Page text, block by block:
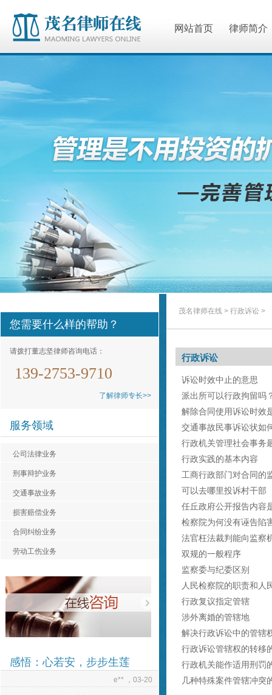
网站首页 律师简介
您需要什么样的帮助？
请拨打董志坚律师咨询电话：
139-2753-9710
了解律师专长>>
服务领域
公司法律业务
刑事辩护业务
交通事故业务
损害赔偿业务
合同纠纷业务
劳动工伤业务
感悟：心若安，步步生莲
十分感谢董律师的帮助，在案件上为我争取
更大的权益。谢谢。
日上！
e** ，03-20
茂名律师在线 > 行政诉讼 >
行政诉讼
诉讼时效中止的意思
派出所可以行政拘留吗
解除合同使用诉讼时效
交通事故民事诉讼状如
行政机关管理社会事务
行政实践的基本内容
工商行政部门对合同的
可以去哪里投诉村干部
任丘政府公开报告内容
检察院为何没有诬告陷
法官枉法裁判能向监察
双规的一般程序
监察委与纪委区别
人民检察院的职责和人
行政复议指定管辖
涉外离婚的管辖地
解决行政诉讼中的管辖
行政诉讼管辖权的转移
行政机关能作适用刑罚
几种特殊案件管辖冲突